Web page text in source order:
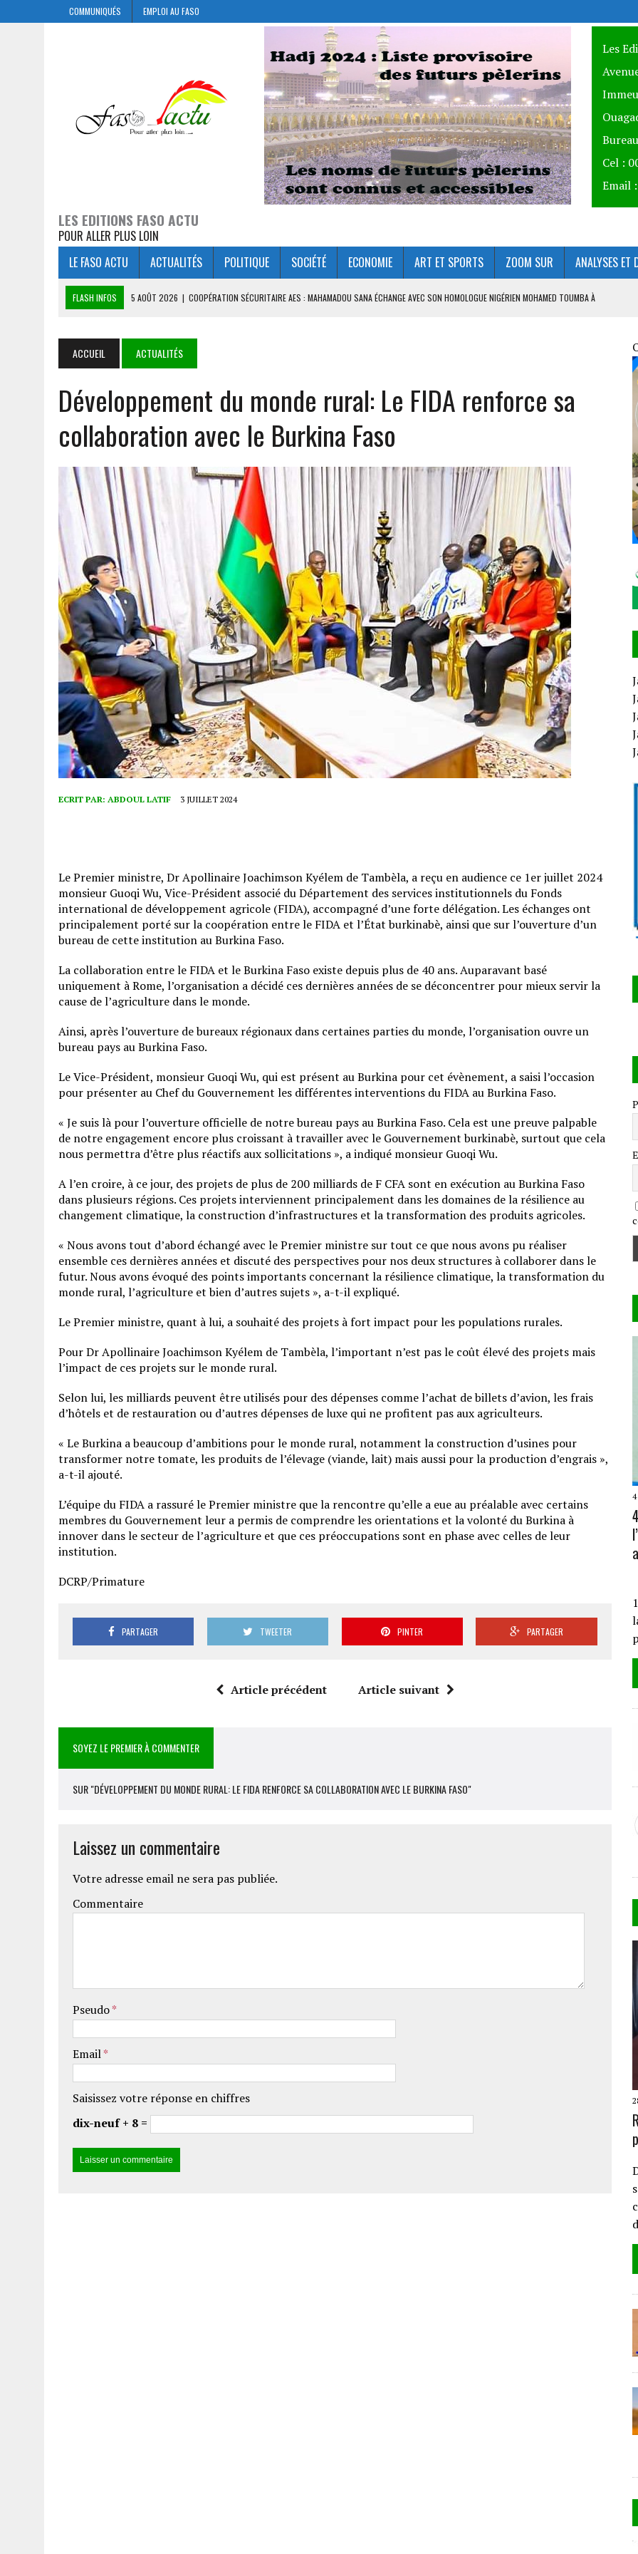
COMMUNIQUÉS EMPLOI AU FASO
LES EDITIONS FASO ACTU
POUR ALLER PLUS LOIN
Les
Cel :
Email
LE FASO ACTU ACTUALITÉS POLITIQUE SOCIÉTÉ ECONOMIE ART ET SPORTS ZOOM SUR ANALYSES ET
FLASH INFOS 5 AOÛT 2026 | COOPÉRATION SÉCURITAIRE AES : MAHAMADOU SANA ÉCHANGE AVEC SON HOMOLOGUE NIGÉRIEN MOHAMED TOUMBA À
‎COOPERATION BURKINA FASO- SYSTÈME DES NATIONS UNIES : EN FIN DE MISSION, LE REPRÉSENTANT RÉSIDENT PAR INTÉRIM SALUE UN
PARTENARIAT SOLIDE ET PORTEUR D’ESPOIR
3 AOÛT 2026
TRANSPORT AÉRIEN : LES DÉPUTÉS AUTORISENT LA RATIFICATION DU PROTOCOLE DE MONTRÉAL DE 2014
1 AOÛT 2026 | E-VERBALISATION À OUAGADOUGOU : PLUS DE 1 000 INFRACTIONS ENREGISTRÉES EN SEULEMENT 12 HEURES
5 AOÛT 2026 | GOULMOU : LA BVDP RENFORCE LES CAPACITÉS PSYCHOSOCIALES ET SANITAIRES DES VDP
ACCUEIL ACTUALITÉS
Développement du monde rural: Le FIDA renforce sa
collaboration avec le Burkina Faso
ECRIT PAR: ABDOUL LATIF 3 JUILLET 2024
Le Premier ministre, Dr Apollinaire Joachimson Kyélem de Tambèla, a reçu en audience ce 1er juillet 2024
monsieur Guoqi Wu, Vice-Président associé du Département des services institutionnels du Fonds
international de développement agricole (FIDA), accompagné d’une forte délégation. Les échanges ont
principalement porté sur la coopération entre le FIDA et l’État burkinabè, ainsi que sur l’ouverture d’un
bureau de cette institution au Burkina Faso.
La collaboration entre le FIDA et le Burkina Faso existe depuis plus de 40 ans. Auparavant basé
uniquement à Rome, l’organisation a décidé ces dernières années de se déconcentrer pour mieux servir la
cause de l’agriculture dans le monde.
Ainsi, après l’ouverture de bureaux régionaux dans certaines parties du monde, l’organisation ouvre un
bureau pays au Burkina Faso.
Le Vice-Président, monsieur Guoqi Wu, qui est présent au Burkina pour cet évènement, a saisi l’occasion
pour présenter au Chef du Gouvernement les différentes interventions du FIDA au Burkina Faso.
« Je suis là pour l’ouverture officielle de notre bureau pays au Burkina Faso. Cela est une preuve palpable
de notre engagement encore plus croissant à travailler avec le Gouvernement burkinabè, surtout que cela
nous permettra d’être plus réactifs aux sollicitations », a indiqué monsieur Guoqi Wu.
A l’en croire, à ce jour, des projets de plus de 200 milliards de F CFA sont en exécution au Burkina Faso
dans plusieurs régions. Ces projets interviennent principalement dans les domaines de la résilience au
changement climatique, la construction d’infrastructures et la transformation des produits agricoles.
« Nous avons tout d’abord échangé avec le Premier ministre sur tout ce que nous avons pu réaliser
ensemble ces dernières années et discuté des perspectives pour nos deux structures à collaborer dans le
futur. Nous avons évoqué des points importants concernant la résilience climatique, la transformation du
monde rural, l’agriculture et bien d’autres sujets », a-t-il expliqué.
Le Premier ministre, quant à lui, a souhaité des projets à fort impact pour les populations rurales.
Pour Dr Apollinaire Joachimson Kyélem de Tambèla, l’important n’est pas le coût élevé des projets mais
l’impact de ces projets sur le monde rural.
Selon lui, les milliards peuvent être utilisés pour des dépenses comme l’achat de billets d’avion, les frais
d’hôtels et de restauration ou d’autres dépenses de luxe qui ne profitent pas aux agriculteurs.
« Le Burkina a beaucoup d’ambitions pour le monde rural, notamment la construction d’usines pour
transformer notre tomate, les produits de l’élevage (viande, lait) mais aussi pour la production d’engrais »,
a-t-il ajouté.
L’équipe du FIDA a rassuré le Premier ministre que la rencontre qu’elle a eue au préalable avec certains
membres du Gouvernement leur a permis de comprendre les orientations et la volonté du Burkina à
innover dans le secteur de l’agriculture et que ces préoccupations sont en phase avec celles de leur
institution.
DCRP/Primature
PARTAGER TWEETER PINTER PARTAGER
Article précédent Article suivant
SOYEZ LE PREMIER À COMMENTER
SUR "DÉVELOPPEMENT DU MONDE RURAL: LE FIDA RENFORCE SA COLLABORATION AVEC LE BURKINA FASO"
Laissez un commentaire
Votre adresse email ne sera pas publiée.
Commentaire
Pseudo*
Email*
Saisissez votre réponse en chiffres
dix-neuf + 8 =